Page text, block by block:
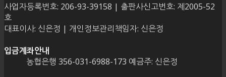
사업자등록번호: 206-93-39158 | 출판사신고번호: 제2005-52
호
대표이사: 신은정 | 개인정보관리책임자: 신은정
입금계좌안내
농협은행 356-031-6988-173 예금주: 신은정